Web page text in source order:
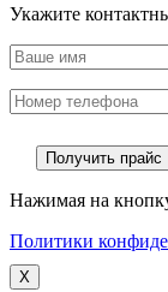
Укажите
Нажимая на
Политики
X